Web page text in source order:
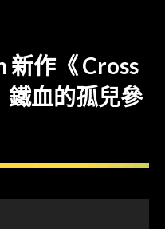
新作《 Cross
血的孤兒參